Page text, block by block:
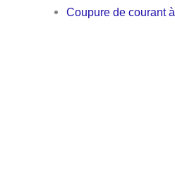
Coupure de courant à